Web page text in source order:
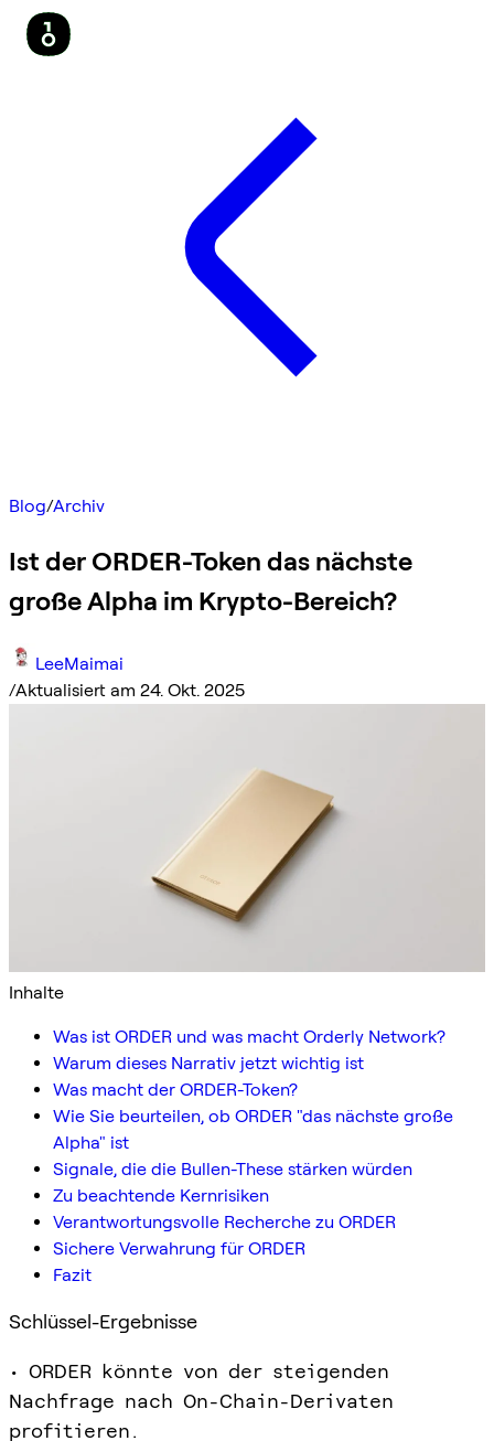
Blog/Archiv
Ist der ORDER-Token das nächste
große Alpha im Krypto-Bereich?
LeeMaimai
/Aktualisiert am 24. Okt. 2025
Inhalte
Was ist ORDER und was macht Orderly Network?
Warum dieses Narrativ jetzt wichtig ist
Was macht der ORDER-Token?
Wie Sie beurteilen, ob ORDER "das nächste große
Alpha" ist
Signale, die die Bullen-These stärken würden
Zu beachtende Kernrisiken
Verantwortungsvolle Recherche zu ORDER
Sichere Verwahrung für ORDER
Fazit
Schlüssel-Ergebnisse
• ORDER könnte von der steigenden
Nachfrage nach On-Chain-Derivaten
profitieren.